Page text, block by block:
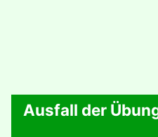
Ausfall der